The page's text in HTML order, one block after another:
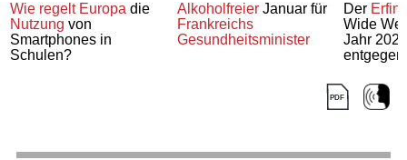
Wie regelt Europa die
Nutzung von
Smartphones in
Schulen?
AlkoholfreierJanuar für
Frankreichs
Gesundheitsminister
Der
Wide
Jahr
entgegen